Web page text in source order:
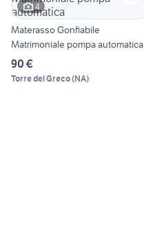
4
Materasso Gonfiabile
Matrimoniale pompa automatica
90 €
Torre del Greco(NA)